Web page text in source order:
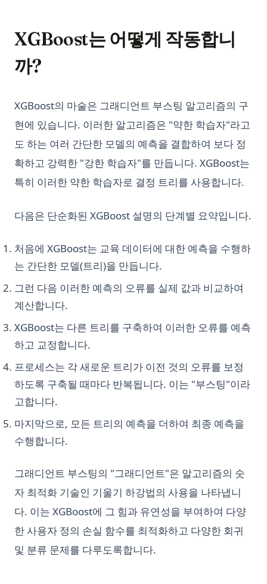
XGBoost는 어떻게 작동합니
까?
XGBoost의 마술은 그래디언트 부스팅 알고리즘의 구
현에 있습니다. 이러한 알고리즘은 "약한 학습자"라고
도 하는 여러 간단한 모델의 예측을 결합하여 보다 정
확하고 강력한 "강한 학습자"를 만듭니다. XGBoost는
특히 이러한 약한 학습자로 결정 트리를 사용합니다.
다음은 단순화된 XGBoost 설명의 단계별 요약입니다.
처음에 XGBoost는 교육 데이터에 대한 예측을 수행하
는 간단한 모델(트리)을 만듭니다.
그런 다음 이러한 예측의 오류를 실제 값과 비교하여
계산합니다.
XGBoost는 다른 트리를 구축하여 이러한 오류를 예측
하고 교정합니다.
프로세스는 각 새로운 트리가 이전 것의 오류를 보정
하도록 구축될 때마다 반복됩니다. 이는 "부스팅"이라
고합니다.
마지막으로, 모든 트리의 예측을 더하여 최종 예측을
수행합니다.
그래디언트 부스팅의 "그래디언트"은 알고리즘의 숫
자 최적화 기술인 기울기 하강법의 사용을 나타냅니
다. 이는 XGBoost에 그 힘과 유연성을 부여하여 다양
한 사용자 정의 손실 함수를 최적화하고 다양한 회귀
및 분류 문제를 다루도록합니다.